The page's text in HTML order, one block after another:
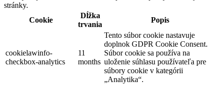
stránky.
Cookie
Dĺžka
trvania
Popis
cookielawinfo-
checkbox-analytics
11
months
Tento súbor cookie nastavuje
doplnok GDPR Cookie Consent.
Súbor cookie sa používa na
uloženie súhlasu používateľa pre
súbory cookie v kategórii
„Analytika“.